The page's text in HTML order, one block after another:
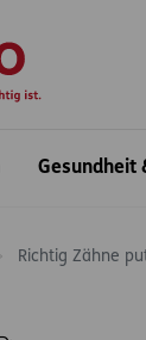
Gesundheit
Richtig Zähne